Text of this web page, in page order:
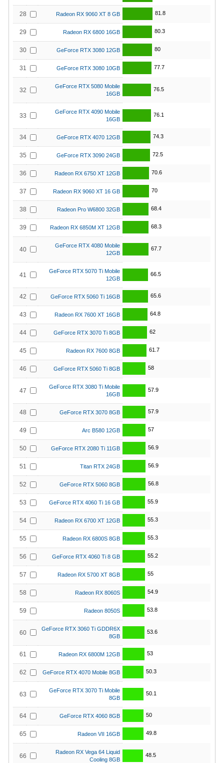
28 Radeon RX 9060 XT 8 GB 81.8
29 Radeon RX 6800 16GB 80.3
30 GeForce RTX 3080 12GB 80
31 GeForce RTX 3080 10GB 77.7
32
GeForce RTX 5080 Mobile
16GB
76.5
33
GeForce RTX 4090 Mobile
16GB
76.1
34 GeForce RTX 4070 12GB 74.3
35 GeForce RTX 3090 24GB 72.5
36 Radeon RX 6750 XT 12GB 70.6
37 Radeon RX 9060 XT 16 GB 70
38 Radeon Pro W6800 32GB 68.4
39 Radeon RX 6850M XT 12GB 68.3
40
GeForce RTX 4080 Mobile
12GB
67.7
41
GeForce RTX 5070 Ti Mobile
12GB
66.5
42 GeForce RTX 5060 Ti 16GB 65.6
43 Radeon RX 7600 XT 16GB 64.8
44 GeForce RTX 3070 Ti 8GB 62
45 Radeon RX 7600 8GB 61.7
46 GeForce RTX 5060 Ti 8GB 58
47
GeForce RTX 3080 Ti Mobile
16GB
57.9
48 GeForce RTX 3070 8GB 57.9
49 Arc B580 12GB 57
50 GeForce RTX 2080 Ti 11GB 56.9
51 Titan RTX 24GB 56.9
52 GeForce RTX 5060 8GB 56.8
53 GeForce RTX 4060 Ti 16 GB 55.9
54 Radeon RX 6700 XT 12GB 55.3
55 Radeon RX 6800S 8GB 55.3
56 GeForce RTX 4060 Ti 8 GB 55.2
57 Radeon RX 5700 XT 8GB 55
58 Radeon RX 8060S 54.9
59 Radeon 8050S 53.8
60
GeForce RTX 3060 Ti GDDR6X
8GB
53.6
61 Radeon RX 6800M 12GB 53
62 GeForce RTX 4070 Mobile 8GB 50.3
63
GeForce RTX 3070 Ti Mobile
8GB
50.1
64 GeForce RTX 4060 8GB 50
65 Radeon VII 16GB 49.8
66
Radeon RX Vega 64 Liquid
Cooling 8GB
48.5